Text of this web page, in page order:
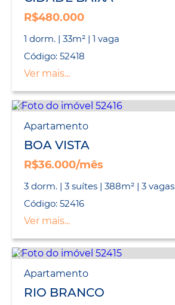
R$480.000
1 dorm. | 33m² | 1 vaga
Código: 52418
Ver mais...
Apartamento
BOA VISTA
R$36.000/mês
3 dorm. | 3 suítes | 388m² | 3 vagas
Código: 52416
Ver mais...
Apartamento
RIO BRANCO